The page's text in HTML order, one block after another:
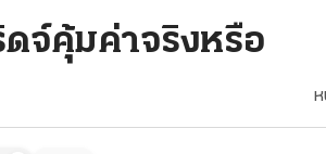
จ์คุ้มค่าจริงหรือ